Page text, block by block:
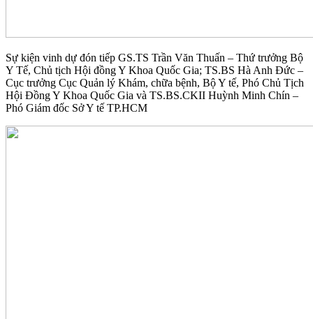
Sự kiện vinh dự đón tiếp GS.TS Trần Văn Thuấn – Thứ trưởng Bộ
Y Tế, Chủ tịch Hội đồng Y Khoa Quốc Gia; TS.BS Hà Anh Đức –
Cục trưởng Cục Quản lý Khám, chữa bệnh, Bộ Y tế, Phó Chủ Tịch
Hội Đồng Y Khoa Quốc Gia và TS.BS.CKII Huỳnh Minh Chín –
Phó Giám đốc Sở Y tế TP.HCM